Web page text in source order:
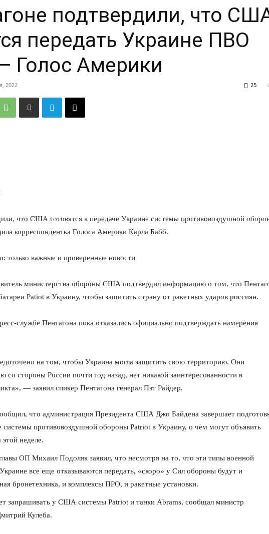
подтвердили, что
передать Украине ПВО
Голос Америки
2022 25
что США готовятся к передаче Украине системы противовоздушной
корреспондентка Голоса Америки Карла Бабб.
только важные и проверенные новости
министерства обороны США подтвердил информацию о том, что
Patiot в Украину, чтобы защитить страну от ракетных ударов россиян.
службе Пентагона пока отказались официально подтверждать намерения
на том, чтобы Украина могла защитить свою территорию. Они
со стороны России почти год назад, нет никакой заинтересованности в
— заявил спикер Пентагона генерал Пэт Райдер.
что администрация Президента США Джо Байдена завершает
системы противовоздушной обороны Patriot в Украину, о чем могут объявить
неделе.
ОП Михаил Подоляк заявил, что несмотря на то, что эти типы военной
все еще отказываются передать, «скоро» у Сил обороны будут и
бронетехника, и комплексы ПРО, и ракетные установки.
запрашивать у США системы Patriot и танки Abrams, сообщал министр
Кулеба.